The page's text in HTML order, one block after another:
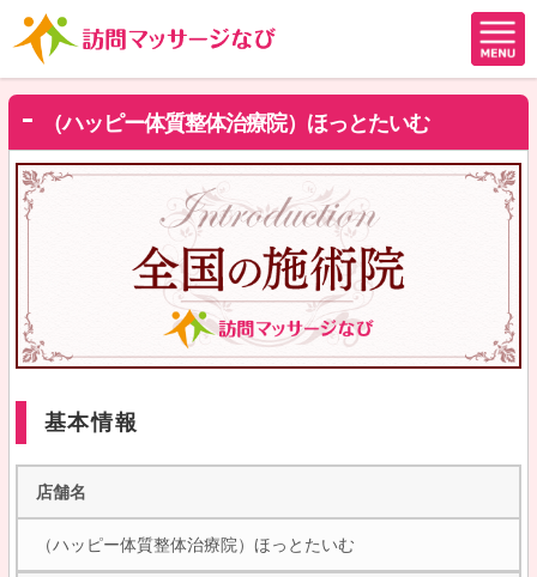
（ハッピー体質整体治療院）ほっとたいむ
基本情報
店舗名
（ハッピー体質整体治療院）ほっとたいむ